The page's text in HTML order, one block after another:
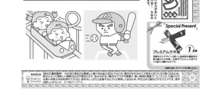
@epsilon.jp」より届きます。「sendonly@e
psilon.jp」からのメールを受信いただけます
様に、あらかじめドメイン設定を解除してい
ただくか、ドメイン『epsilon.jp』を 受信リ
ストに加えていただきますようお願い申し上
げます。
下記のような設定をされている方は、当サイ